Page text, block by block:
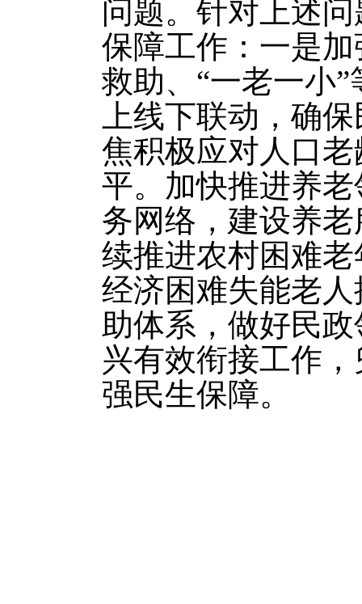
问题。针对上述
保障工作：一是
救助、“一老一小
上线下联动，确
焦积极应对人口
平。加快推进养
务网络，建设养
续推进农村困难
经济困难失能老
助体系，做好民
兴有效衔接工作
强民生保障。